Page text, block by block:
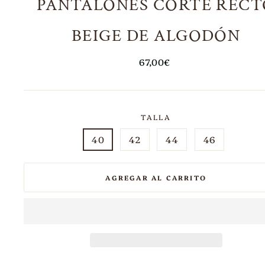
BEIGE DE ALGODÓN
Precio
67,00€
TALLA
40 42 44 46
AGREGAR AL CARRITO